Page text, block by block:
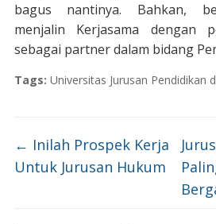
bagus nantinya. Bahkan,
menjalin Kerjasama dengan
sebagai partner dalam bidang
Tags: Universitas Jurusan Pendidikan
← Inilah Prospek Kerja
Untuk Jurusan Hukum